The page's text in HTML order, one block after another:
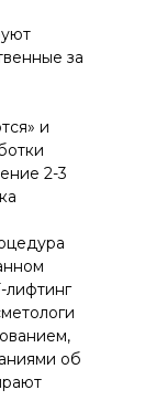
за
и
2-3
лифтинг
об